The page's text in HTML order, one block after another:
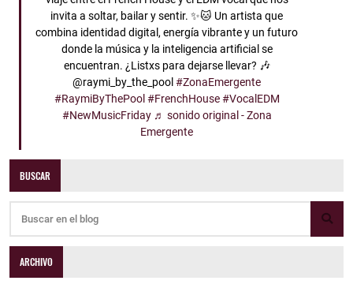
invita a soltar, bailar y sentir. ✨🐱 Un artista que
combina identidad digital, energía vibrante y un futuro
donde la música y la inteligencia artificial se
encuentran. ¿Listxs para dejarse llevar? 🎶
@raymi_by_the_pool#ZonaEmergente
#RaymiByThePool #FrenchHouse #VocalEDM
#NewMusicFriday ♬ sonido original - Zona
Emergente
BUSCAR
ARCHIVO